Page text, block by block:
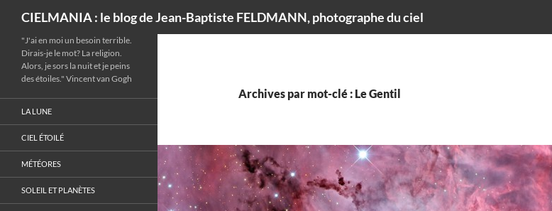
CIELMANIA : le blog de Jean-Baptiste FELDMANN, photographe du ciel
Archives par mot-clé : Le Gentil
"J'ai en moi un besoin terrible.
Dirais-je le mot? La religion.
Alors, je sors la nuit et je peins
des étoiles." Vincent van Gogh
LA LUNE
CIEL ÉTOILÉ
MÉTÉORES
SOLEIL ET PLANÈTES